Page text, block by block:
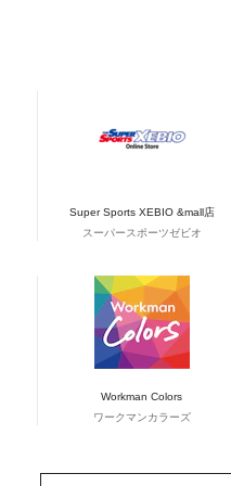
Super Sports XEBIO &mall店
スーパースポーツゼビオ
Workman Colors
ワークマンカラーズ